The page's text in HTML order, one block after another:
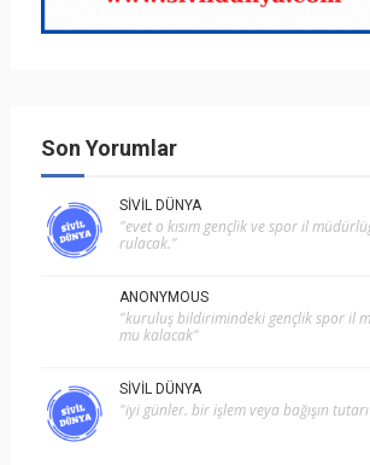
Son Yorumlar
SIVIL DÜNYA
"evet o kısım gençlik ve spor i̇l
rulacak."
ANONYMOUS
"kuruluş bildirimindeki gençlik spor il
mu kalacak"
SIVIL DÜNYA
"i̇yi günler. bir işlem veya bağışın